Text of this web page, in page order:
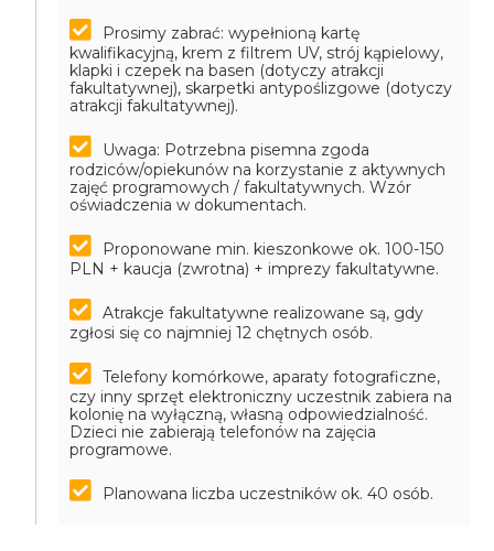
Prosimy zabrać: wypełnioną kartę
kwalifikacyjną, krem z filtrem UV, strój kąpielowy,
klapki i czepek na basen (dotyczy atrakcji
fakultatywnej), skarpetki antypoślizgowe (dotyczy
atrakcji fakultatywnej).
Uwaga: Potrzebna pisemna zgoda
rodziców/opiekunów na korzystanie z aktywnych
zajęć programowych / fakultatywnych. Wzór
oświadczenia w dokumentach.
Proponowane min. kieszonkowe ok. 100-150
PLN + kaucja (zwrotna) + imprezy fakultatywne.
Atrakcje fakultatywne realizowane są, gdy
zgłosi się co najmniej 12 chętnych osób.
Telefony komórkowe, aparaty fotograficzne,
czy inny sprzęt elektroniczny uczestnik zabiera na
kolonię na wyłączną, własną odpowiedzialność.
Dzieci nie zabierają telefonów na zajęcia
programowe.
Planowana liczba uczestników ok. 40 osób.